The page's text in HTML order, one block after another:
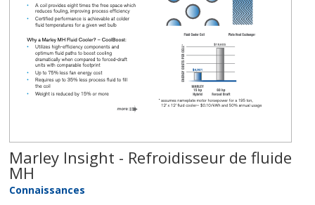
Marley Insight - Refroidisseur de fluide
MH
Connaissances